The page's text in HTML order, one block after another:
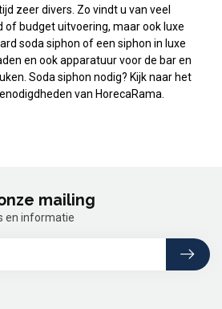
zeer divers. Zo vindt u van veel
of budget uitvoering, maar ook luxe
soda siphon of een siphon in luxe
en ook apparatuur voor de bar en
Soda siphon nodig? Kijk naar het
van HorecaRama.
mailing
en informatie